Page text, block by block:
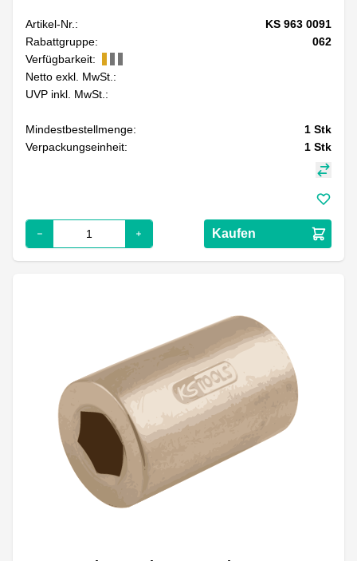
Artikel-Nr.:
KS 963 0091
Rabattgruppe:
062
Verfügbarkeit:
Netto exkl. MwSt.:
UVP inkl. MwSt.:
Mindestbestellmenge: 1 Stk
Verpackungseinheit:
1 Stk
Kaufen